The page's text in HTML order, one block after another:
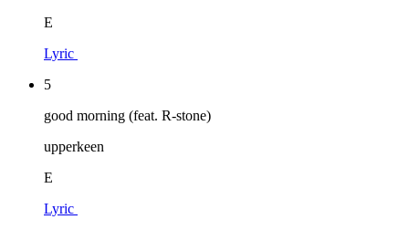
E
Lyric
5
good morning (feat. R-stone)
upperkeen
E
Lyric